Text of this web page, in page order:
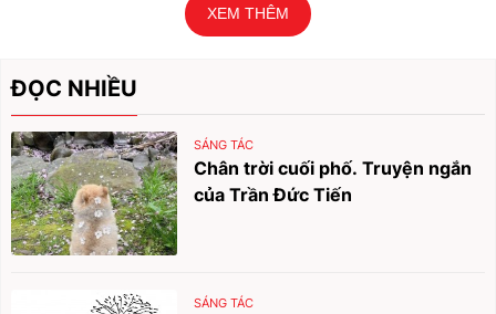
XEM THÊM
ĐỌC NHIỀU
SÁNG TÁC
Chân trời cuối phố. Truyện ngắn
của Trần Đức Tiến
SÁNG TÁC